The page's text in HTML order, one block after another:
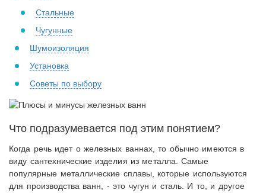
Стальные
Чугунные
Шумоизоляция
Установка
Советы по выбору
Что подразумевается под этим понятием?
Когда речь идет о железных ваннах, то обычно имеются в
виду сантехнические изделия из металла. Самые
популярные металлические сплавы, которые используются
для производства ванн, - это чугун и сталь. И то, и другое